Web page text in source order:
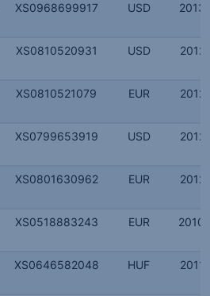
XS0968699917 USD
XS0810520931 USD
XS0810521079 EUR
XS0799653919 USD
XS0801630962 EUR
XS0518883243 EUR
XS0646582048 HUF